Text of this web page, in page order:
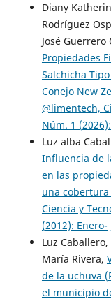
Diany
Rodríguez
José
Propiedades
Salchicha
Conejo New
@limentech,
Núm. 1
Luz alba
Influencia de
en las
una
Ciencia y
(2012): Enero-
Luz
María Rivera,
de la uchuva
el municipio